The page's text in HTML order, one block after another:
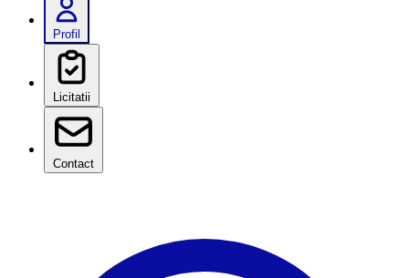
Profil
Licitatii
Contact